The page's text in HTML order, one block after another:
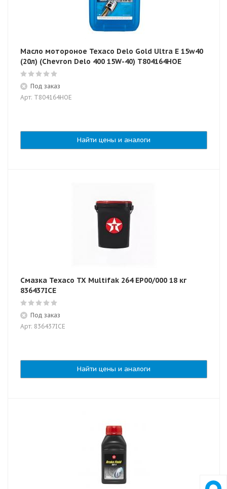
Масло мотороное Texaco Delo Gold Ultra E 15w40
(20л) (Chevron Delo 400 15W-40) T804164HOE
Под заказ
Арт: T804164HOE
Найти цены и аналоги
Смазка Texaco TX Multifak 264 EP00/000 18 кг
836437ICE
Под заказ
Арт: 836437ICE
Найти цены и аналоги